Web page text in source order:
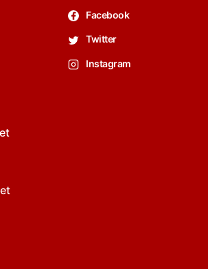
Facebook
Twitter
Instagram